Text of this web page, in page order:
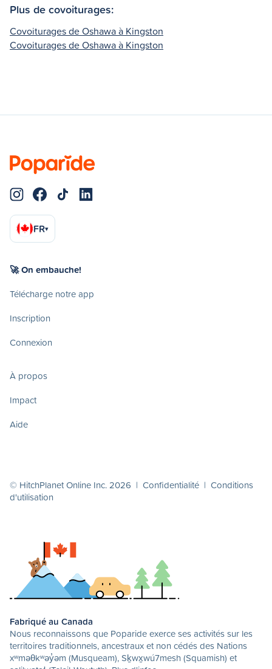
Plus de covoiturages:
Covoiturages de Oshawa à Kingston
Covoiturages de Oshawa à Kingston
FR▾
🚀 On embauche!
Télécharge notre app
Inscription
Connexion
À propos
Impact
Aide
© HitchPlanet Online Inc. 2026 | Confidentialité | Conditions
d'utilisation
Fabriqué au Canada
Nous reconnaissons que Poparide exerce ses activités sur les
territoires traditionnels, ancestraux et non cédés des Nations
xʷməθkʷəy̓əm (Musqueam), Sḵwx̱wú7mesh (Squamish) et